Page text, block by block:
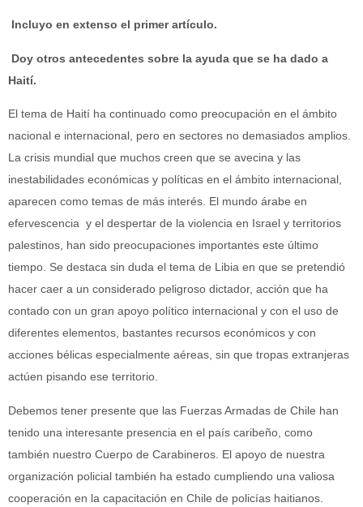
Incluyo en extenso el primer artículo.
Doy otros antecedentes sobre la ayuda que se ha dado a
Haití.
El tema de Haití ha continuado como preocupación en el ámbito
nacional e internacional, pero en sectores no demasiados amplios.
La crisis mundial que muchos creen que se avecina y las
inestabilidades económicas y políticas en el ámbito internacional,
aparecen como temas de más interés. El mundo árabe en
efervescencia y el despertar de la violencia en Israel y territorios
palestinos, han sido preocupaciones importantes este último
tiempo. Se destaca sin duda el tema de Libia en que se pretendió
hacer caer a un considerado peligroso dictador, acción que ha
contado con un gran apoyo político internacional y con el uso de
diferentes elementos, bastantes recursos económicos y con
acciones bélicas especialmente aéreas, sin que tropas extranjeras
actúen pisando ese territorio.
Debemos tener presente que las Fuerzas Armadas de Chile han
tenido una interesante presencia en el país caribeño, como
también nuestro Cuerpo de Carabineros. El apoyo de nuestra
organización policial también ha estado cumpliendo una valiosa
cooperación en la capacitación en Chile de policías haitianos.